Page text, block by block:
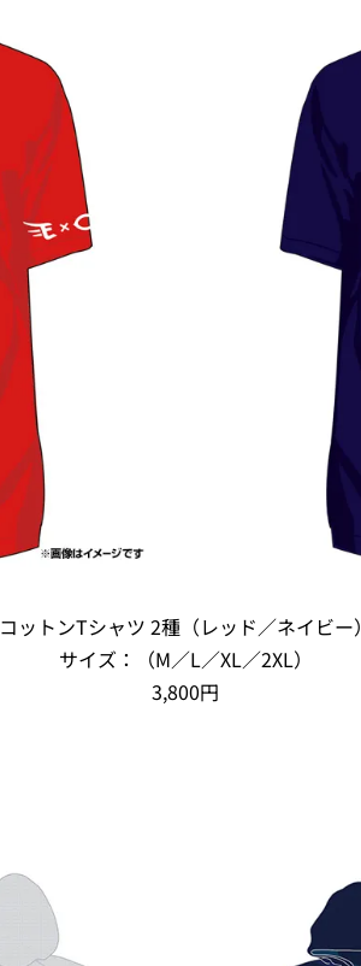
コットンTシャツ 2種（レッド／ネイビー）
サイズ：（M／L／XL／2XL）
3,800円